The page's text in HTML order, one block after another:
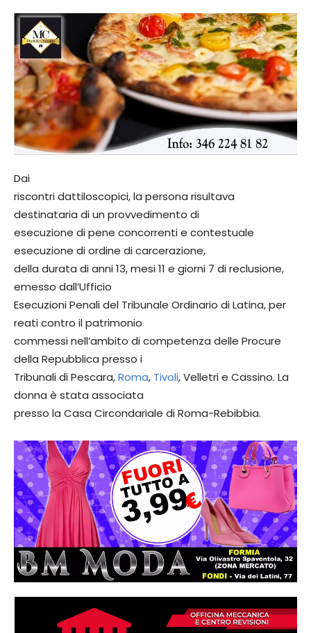
Dai
riscontri dattiloscopici, la persona risultava
destinataria di un provvedimento di
esecuzione di pene concorrenti e contestuale
esecuzione di ordine di carcerazione,
della durata di anni 13, mesi 11 e giorni 7 di reclusione,
emesso dall’Ufficio
Esecuzioni Penali del Tribunale Ordinario di Latina, per
reati contro il patrimonio
commessi nell’ambito di competenza delle Procure
della Repubblica presso i
Tribunali di Pescara,Roma, Tivoli, Velletri e Cassino. La
donna è stata associata
presso la Casa Circondariale di Roma-Rebibbia.